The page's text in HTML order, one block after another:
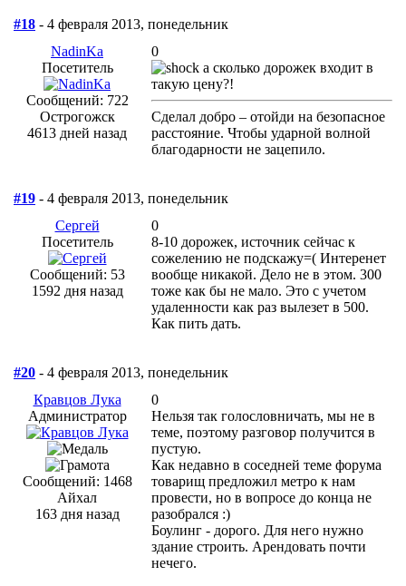
#18 - 4 февраля 2013, понедельник
NadinKa
Посетитель
Сообщений: 722
Острогожск
4613 дней назад
0
а сколько дорожек входит в
такую цену?!
Сделал добро – отойди на безопасное
расстояние. Чтобы ударной волной
благодарности не зацепило.
#19 - 4 февраля 2013, понедельник
Сергей
Посетитель
Сообщений: 53
1592 дня назад
0
8-10 дорожек, источник сейчас к
сожелению не подскажу=( Интеренет
вообще никакой. Дело не в этом. 300
тоже как бы не мало. Это с учетом
удаленности как раз вылезет в 500.
Как пить дать.
#20 - 4 февраля 2013, понедельник
Кравцов Лука
Администратор
Сообщений: 1468
Айхал
163 дня назад
0
Нельзя так голословничать, мы не в
теме, поэтому разговор получится в
пустую.
Как недавно в соседней теме форума
товарищ предложил метро к нам
провести, но в вопросе до конца не
разобрался :)
Боулинг - дорого. Для него нужно
здание строить. Арендовать почти
нечего.